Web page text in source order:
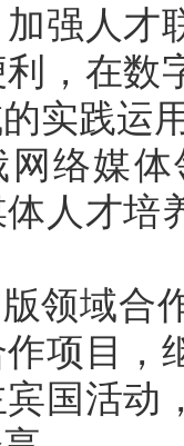
强人才
，在数
实践运
络媒
人才培
领域合
项目，
国活动